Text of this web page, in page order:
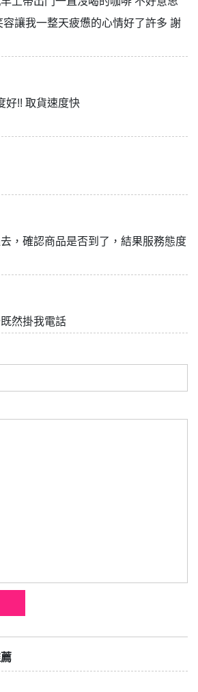
讓我一整天疲憊的心情好了許多 謝
好!! 取貨速度快
，確認商品是否到了，結果服務態度
然掛我電話